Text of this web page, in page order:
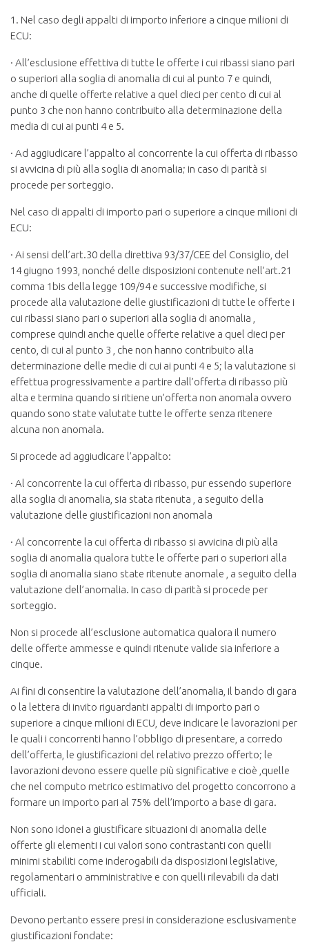
1. Nel caso degli appalti di importo inferiore a cinque milioni di
ECU:
· All’esclusione effettiva di tutte le offerte i cui ribassi siano pari
o superiori alla soglia di anomalia di cui al punto 7 e quindi,
anche di quelle offerte relative a quel dieci per cento di cui al
punto 3 che non hanno contribuito alla determinazione della
media di cui ai punti 4 e 5.
· Ad aggiudicare l’appalto al concorrente la cui offerta di ribasso
si avvicina di più alla soglia di anomalia; in caso di parità si
procede per sorteggio.
Nel caso di appalti di importo pari o superiore a cinque milioni di
ECU:
· Ai sensi dell’art.30 della direttiva 93/37/CEE del Consiglio, del
14 giugno 1993, nonché delle disposizioni contenute nell’art.21
comma 1bis della legge 109/94 e successive modifiche, si
procede alla valutazione delle giustificazioni di tutte le offerte i
cui ribassi siano pari o superiori alla soglia di anomalia ,
comprese quindi anche quelle offerte relative a quel dieci per
cento, di cui al punto 3 , che non hanno contribuito alla
determinazione delle medie di cui ai punti 4 e 5; la valutazione si
effettua progressivamente a partire dall’offerta di ribasso più
alta e termina quando si ritiene un’offerta non anomala ovvero
quando sono state valutate tutte le offerte senza ritenere
alcuna non anomala.
Si procede ad aggiudicare l’appalto:
· Al concorrente la cui offerta di ribasso, pur essendo superiore
alla soglia di anomalia, sia stata ritenuta , a seguito della
valutazione delle giustificazioni non anomala
· Al concorrente la cui offerta di ribasso si avvicina di più alla
soglia di anomalia qualora tutte le offerte pari o superiori alla
soglia di anomalia siano state ritenute anomale , a seguito della
valutazione dell’anomalia. In caso di parità si procede per
sorteggio.
Non si procede all’esclusione automatica qualora il numero
delle offerte ammesse e quindi ritenute valide sia inferiore a
cinque.
Ai fini di consentire la valutazione dell’anomalia, il bando di gara
o la lettera di invito riguardanti appalti di importo pari o
superiore a cinque milioni di ECU, deve indicare le lavorazioni per
le quali i concorrenti hanno l’obbligo di presentare, a corredo
dell’offerta, le giustificazioni del relativo prezzo offerto; le
lavorazioni devono essere quelle più significative e cioè ,quelle
che nel computo metrico estimativo del progetto concorrono a
formare un importo pari al 75% dell’importo a base di gara.
Non sono idonei a giustificare situazioni di anomalia delle
offerte gli elementi i cui valori sono contrastanti con quelli
minimi stabiliti come inderogabili da disposizioni legislative,
regolamentari o amministrative e con quelli rilevabili da dati
ufficiali.
Devono pertanto essere presi in considerazione esclusivamente
giustificazioni fondate: